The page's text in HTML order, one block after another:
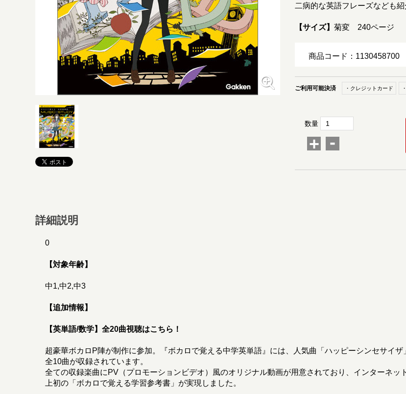
二病的な英語フレーズなども
【サイズ】 菊変 240ページ
商品コード：1130458700
ご利用可能決済 ・クレジットカード
数量
+ -
詳細説明
0
【対象年齢】
中1,中2,中3
【追加情報】
【英単語/数学】全20曲視聴はこちら！
超豪華ボカロP陣が制作に参加。『ボカロで覚える中学英単語』には、人気曲「ハッピーシンセサイ
全10曲が収録されています。
全ての収録楽曲にPV（プロモーションビデオ）風のオリジナル動画が用意されており、インターネ
上初の「ボカロで覚える学習参考書」が実現しました。